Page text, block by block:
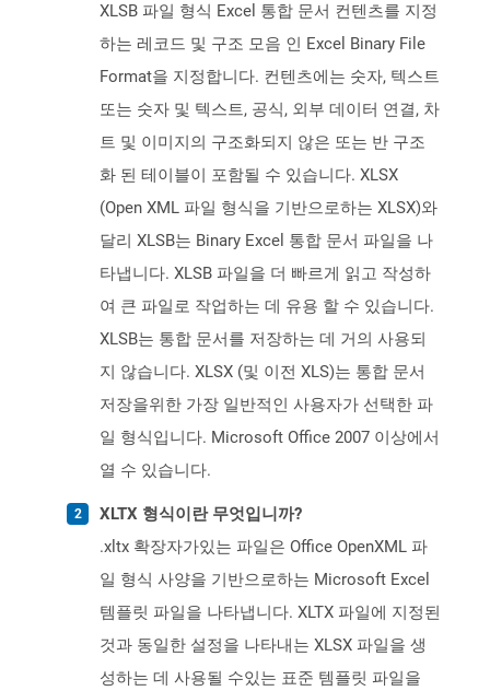
XLSB 파일 형식 Excel 통합 문서 컨텐츠를 지정
하는 레코드 및 구조 모음 인 Excel Binary File
Format을 지정합니다. 컨텐츠에는 숫자, 텍스트
또는 숫자 및 텍스트, 공식, 외부 데이터 연결, 차
트 및 이미지의 구조화되지 않은 또는 반 구조
화 된 테이블이 포함될 수 있습니다. XLSX
(Open XML 파일 형식을 기반으로하는 XLSX)와
달리 XLSB는 Binary Excel 통합 문서 파일을 나
타냅니다. XLSB 파일을 더 빠르게 읽고 작성하
여 큰 파일로 작업하는 데 유용 할 수 있습니다.
XLSB는 통합 문서를 저장하는 데 거의 사용되
지 않습니다. XLSX (및 이전 XLS)는 통합 문서
저장을위한 가장 일반적인 사용자가 선택한 파
일 형식입니다. Microsoft Office 2007 이상에서
열 수 있습니다.
XLTX 형식이란 무엇입니까?
.xltx 확장자가있는 파일은 Office OpenXML 파
일 형식 사양을 기반으로하는 Microsoft Excel
템플릿 파일을 나타냅니다. XLTX 파일에 지정된
것과 동일한 설정을 나타내는 XLSX 파일을 생
성하는 데 사용될 수있는 표준 템플릿 파일을